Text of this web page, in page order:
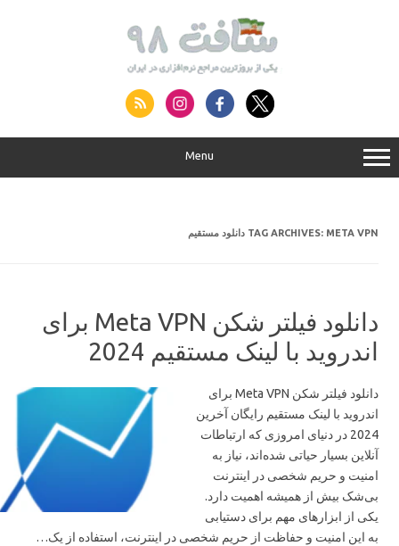
Menu
TAG ARCHIVES:META VPN دانلود مستقیم
دانلود فیلتر شکن Meta VPN برای
اندروید با لینک مستقیم 2024
دانلود فیلتر شکن Meta VPN برای
اندروید با لینک مستقیم رایگان آخرین
2024 در دنیای امروزی که ارتباطات
آنلاین بسیار حیاتی شده‌اند، نیاز به
امنیت و حریم شخصی در اینترنت
بی‌شک بیش از همیشه اهمیت دارد.
یکی از ابزارهای مهم برای دستیابی
به این امنیت و حفاظت از حریم شخصی در اینترنت، استفاده از یک…